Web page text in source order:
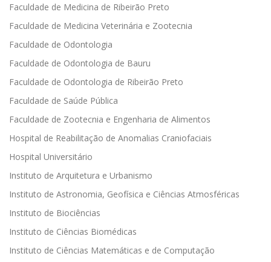
Faculdade de Medicina de Ribeirão Preto
Faculdade de Medicina Veterinária e Zootecnia
Faculdade de Odontologia
Faculdade de Odontologia de Bauru
Faculdade de Odontologia de Ribeirão Preto
Faculdade de Saúde Pública
Faculdade de Zootecnia e Engenharia de Alimentos
Hospital de Reabilitação de Anomalias Craniofaciais
Hospital Universitário
Instituto de Arquitetura e Urbanismo
Instituto de Astronomia, Geofísica e Ciências Atmosféricas
Instituto de Biociências
Instituto de Ciências Biomédicas
Instituto de Ciências Matemáticas e de Computação